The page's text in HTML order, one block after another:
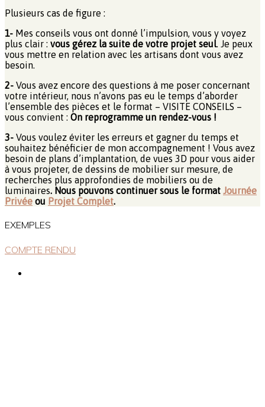
Plusieurs cas de figure :
1- Mes conseils vous ont donné l’impulsion, vous y voyez
plus clair : vous gérez la suite de votre projet seul. Je peux
vous mettre en relation avec les artisans dont vous avez
besoin.
2- Vous avez encore des questions à me poser concernant
votre intérieur, nous n’avons pas eu le temps d’aborder
l’ensemble des pièces et le format – VISITE CONSEILS –
vous convient : On reprogramme un rendez-vous !
3- Vous voulez éviter les erreurs et gagner du temps et
souhaitez bénéficier de mon accompagnement ! Vous avez
besoin de plans d’implantation, de vues 3D pour vous aider
à vous projeter, de dessins de mobilier sur mesure, de
recherches plus approfondies de mobiliers ou de
luminaires. Nous pouvons continuer sous le format Journée
Privée ou Projet Complet.
EXEMPLES
COMPTE RENDU